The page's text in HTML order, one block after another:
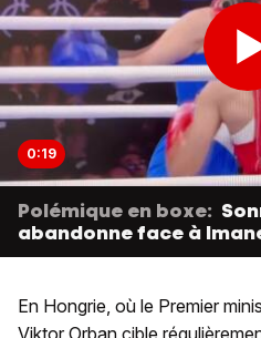
0:19
Polémique en boxe:
abandonne face à
En Hongrie, où le Premier